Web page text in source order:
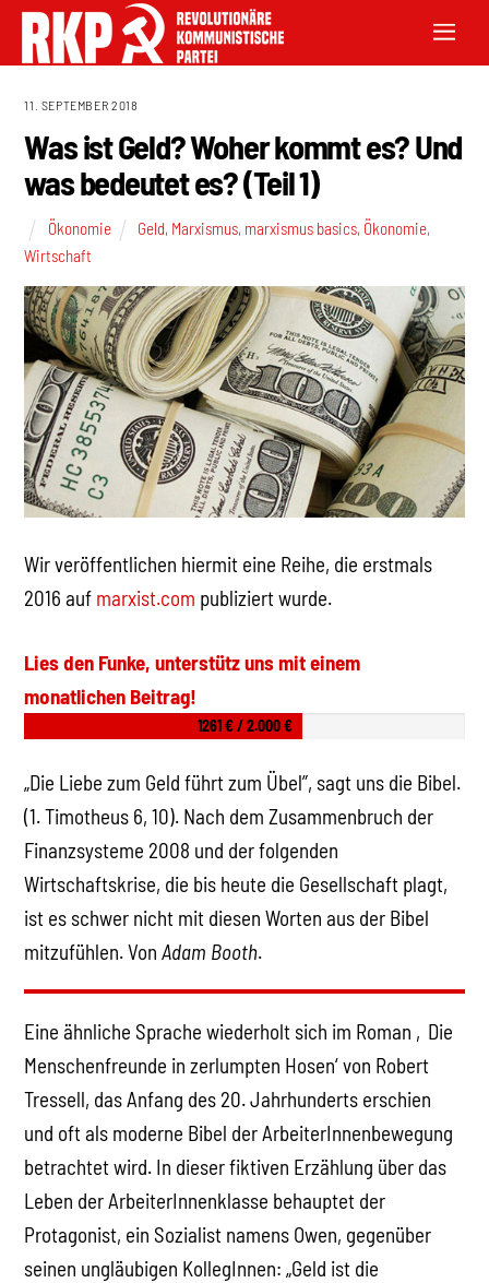
11. SEPTEMBER 2018
Was ist Geld? Woher kommt es? Und
was bedeutet es? (Teil 1)
Ökonomie Geld, Marxismus, marxismus basics, Ökonomie,
Wirtschaft
Wir veröffentlichen hiermit eine Reihe, die erstmals
2016 auf marxist.com publiziert wurde.
Lies den Funke, unterstütz uns mit einem
monatlichen Beitrag!
1261 € / 2.000 €
„Die Liebe zum Geld führt zum Übel”, sagt uns die Bibel.
(1. Timotheus 6, 10). Nach dem Zusammenbruch der
Finanzsysteme 2008 und der folgenden
Wirtschaftskrise, die bis heute die Gesellschaft plagt,
ist es schwer nicht mit diesen Worten aus der Bibel
mitzufühlen. VonAdam Booth.
Eine ähnliche Sprache wiederholt sich im Roman ‚Die
Menschenfreunde in zerlumpten Hosen‘ von Robert
Tressell, das Anfang des 20. Jahrhunderts erschien
und oft als moderne Bibel der ArbeiterInnenbewegung
betrachtet wird. In dieser fiktiven Erzählung über das
Leben der ArbeiterInnenklasse behauptet der
Protagonist, ein Sozialist namens Owen, gegenüber
seinen ungläubigen KollegInnen: „Geld ist die